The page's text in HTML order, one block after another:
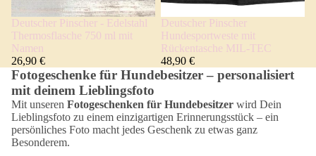
Deutscher Pinscher - Edelstahl
Thermosflasche 750 ml mit
Namen
26,90 €
Deutscher Pinscher
Hundesportweste mit
Rückentasche MIL-TEC
48,90 €
Fotogeschenke für Hundebesitzer – personalisiert
mit deinem Lieblingsfoto
Mit unseren Fotogeschenken für Hundebesitzer wird Dein
Lieblingsfoto zu einem einzigartigen Erinnerungsstück – ein
persönliches Foto macht jedes Geschenk zu etwas ganz
Besonderem.